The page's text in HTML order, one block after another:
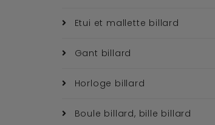
Etui et mallette billard
Gant billard
Horloge billard
Boule billard, bille billard